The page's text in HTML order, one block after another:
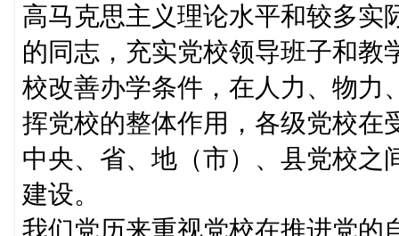
高马克思主义理论水平和较多实
的同志，充实党校领导班子和教
校改善办学条件，在人力、物力
挥党校的整体作用，各级党校在
中央、省、地（市）、县党校之
建设。
我们党历来重视党校在推进党的